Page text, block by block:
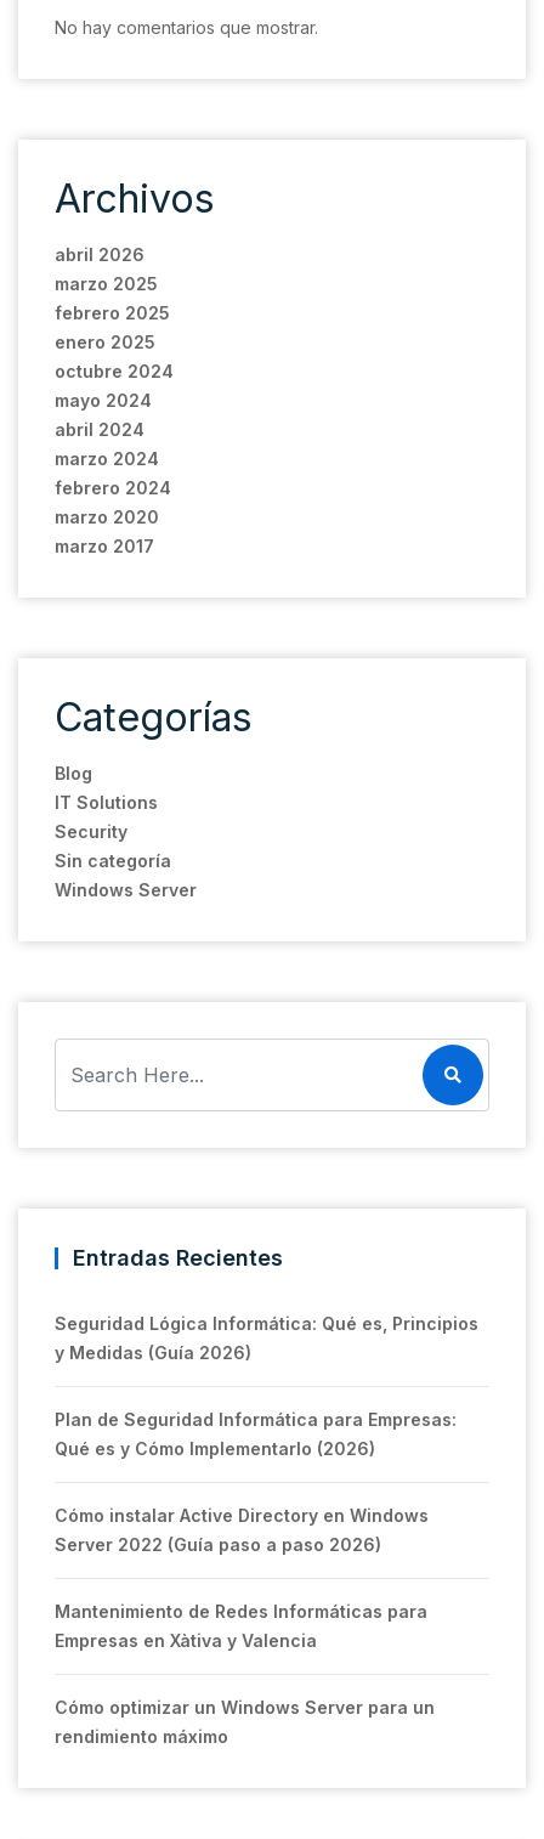
No hay comentarios que mostrar.
Archivos
abril 2026
marzo 2025
febrero 2025
enero 2025
octubre 2024
mayo 2024
abril 2024
marzo 2024
febrero 2024
marzo 2020
marzo 2017
Categorías
Blog
IT Solutions
Security
Sin categoría
Windows Server
Entradas Recientes
Seguridad Lógica Informática: Qué es, Principios
y Medidas (Guía 2026)
Plan de Seguridad Informática para Empresas:
Qué es y Cómo Implementarlo (2026)
Cómo instalar Active Directory en Windows
Server 2022 (Guía paso a paso 2026)
Mantenimiento de Redes Informáticas para
Empresas en Xàtiva y Valencia
Cómo optimizar un Windows Server para un
rendimiento máximo